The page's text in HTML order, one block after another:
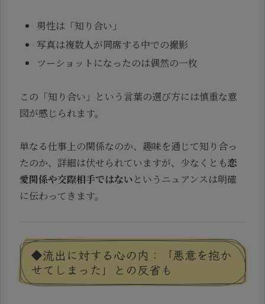
男性は「知り合い」
写真は複数人が同席する中での撮影
ツーショットになったのは偶然の一枚
この「知り合い」という言葉の選び方には慎重な意
図が感じられます。
単なる仕事上の関係なのか、趣味を通じて知り合っ
たのか、詳細は伏せられていますが、少なくとも恋
愛関係や交際相手ではないというニュアンスは明確
に伝わってきます。
◆流出に対する心の内：「悪意を抱か
せてしまった」との反省も